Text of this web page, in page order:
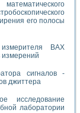
его полосы
измерителя ВАХ
измерений
сигналов -
джиттера
исследование
лаборатории